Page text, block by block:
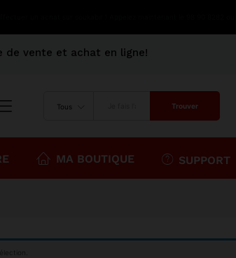
de vente et achat en ligne!
Tous Trouver
MA BOUTIQUE SUPPORT